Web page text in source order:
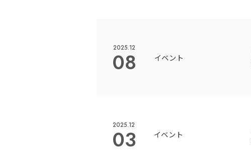
2025.12
08 イベント
2025.12
03 イベント